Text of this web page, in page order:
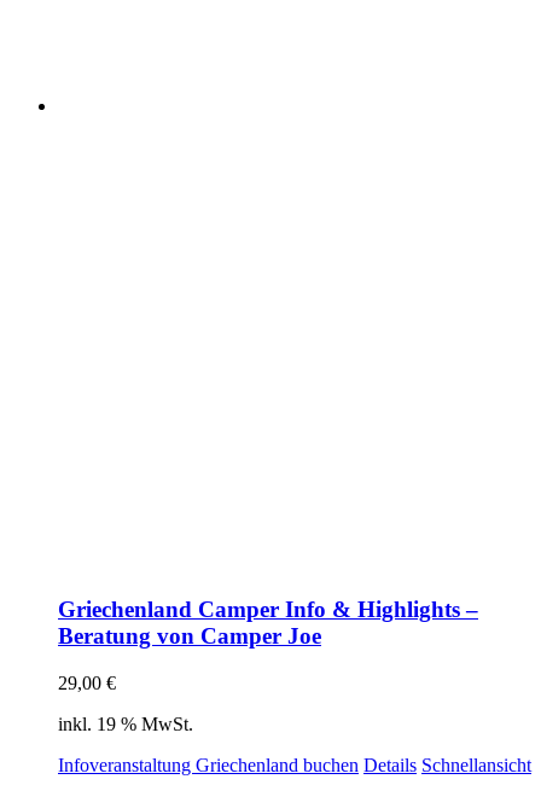
Griechenland Camper Info & Highlights –
Beratung von Camper Joe
29,00 €
inkl. 19 % MwSt.
Infoveranstaltung Griechenland buchen Details Schnellansicht